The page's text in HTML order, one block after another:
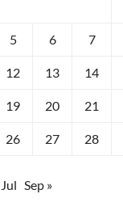
5 6 7
12 13 14
19 20 21
26 27 28
Sep »